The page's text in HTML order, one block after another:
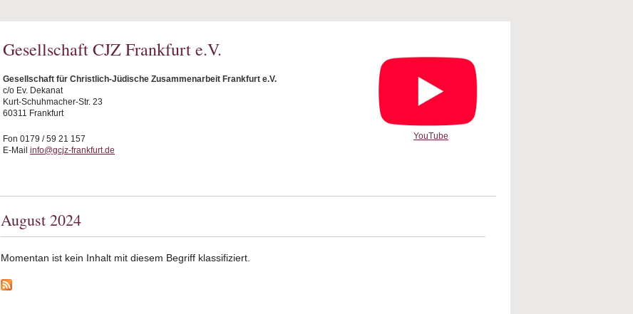
Gesellschaft CJZ Frankfurt e.V.
Gesellschaft für Christlich-Jüdische Zusammenarbeit Frankfurt e.V.
c/o Ev. Dekanat
Kurt-Schuhmacher-Str. 23
60311 Frankfurt
Fon 0179 / 59 21 157
E-Mail info@gcjz-frankfurt.de
YouTube
August 2024
Momentan ist kein Inhalt mit diesem Begriff klassifiziert.